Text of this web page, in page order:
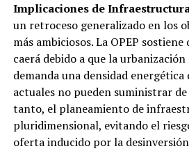
Implicaciones de
un retroceso generalizado en los
más ambiciosos. La OPEP
caerá debido a que la
demanda una densidad energética
actuales no pueden suministrar
tanto, el planeamiento de
pluridimensional, evitando el
oferta inducido por la